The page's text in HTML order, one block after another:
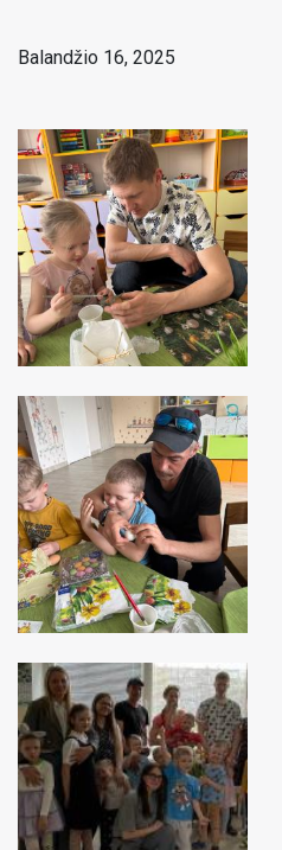
Balandžio 16, 2025